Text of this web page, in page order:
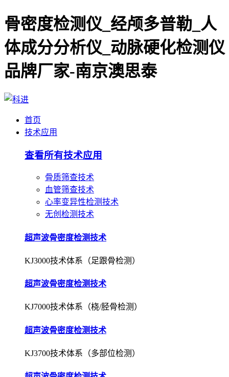
骨密度检测仪_经颅多普勒_人
体成分分析仪_动脉硬化检测仪
品牌厂家-南京澳思泰
首页
技术应用
查看所有技术应用
骨质筛查技术
血管筛查技术
心率变异性检测技术
无创检测技术
超声波骨密度检测技术
KJ3000技术体系（足跟骨检测）
超声波骨密度检测技术
KJ7000技术体系（桡/胫骨检测）
超声波骨密度检测技术
KJ3700技术体系（多部位检测）